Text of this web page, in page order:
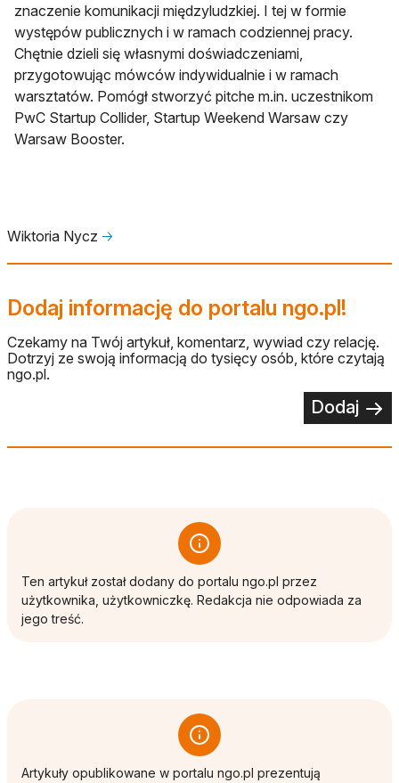
znaczenie komunikacji międzyludzkiej. I tej w formie
występów publicznych i w ramach codziennej pracy.
Chętnie dzieli się własnymi doświadczeniami,
przygotowując mówców indywidualnie i w ramach
warsztatów. Pomógł stworzyć pitche m.in. uczestnikom
PwC Startup Collider, Startup Weekend Warsaw czy
Warsaw Booster.
Wiktoria Nycz 🡢
Dodaj informację do portalu ngo.pl!
Czekamy na Twój artykuł, komentarz, wywiad czy relację.
Dotrzyj ze swoją informacją do tysięcy osób, które czytają
ngo.pl.
Dodaj
Ten artykuł został dodany do portalu ngo.pl przez
użytkownika, użytkowniczkę. Redakcja nie odpowiada za
jego treść.
Artykuły opublikowane w portalu ngo.pl prezentują